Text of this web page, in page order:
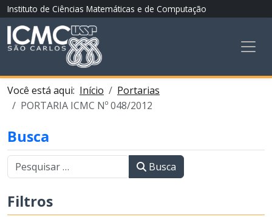
Instituto de Ciências Matemáticas e de Computação
Você está aqui: Início
Portarias
PORTARIA ICMC Nº 048/2012
Busca
Busca
Filtros